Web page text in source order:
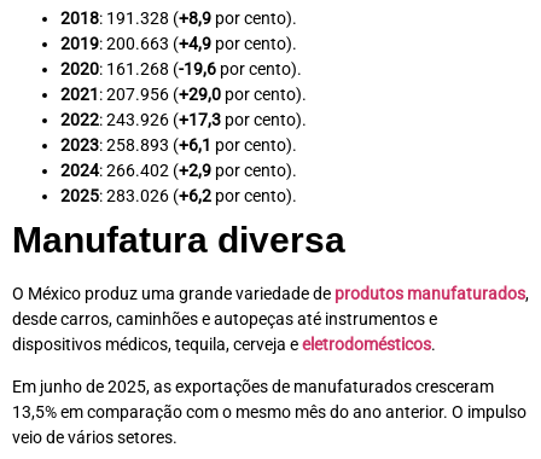
2018: 191.328 (+8,9 por cento).
2019: 200.663 (+4,9 por cento).
2020: 161.268 (-19,6 por cento).
2021: 207.956 (+29,0 por cento).
2022: 243.926 (+17,3 por cento).
2023: 258.893 (+6,1 por cento).
2024: 266.402 (+2,9 por cento).
2025: 283.026 (+6,2 por cento).
Manufatura diversa
O México produz uma grande variedade de produtos manufaturados,
desde carros, caminhões e autopeças até instrumentos e
dispositivos médicos, tequila, cerveja eeletrodomésticos.
Em junho de 2025, as exportações de manufaturados cresceram
13,5% em comparação com o mesmo mês do ano anterior. O impulso
veio de vários setores.